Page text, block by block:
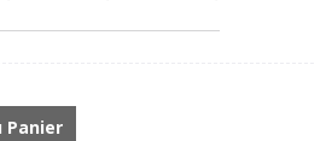
Panier